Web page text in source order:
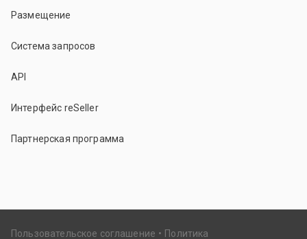
Размещение
Система запросов
API
Интерфейс reSeller
Партнерская программа
Пользовательское соглашение Политика